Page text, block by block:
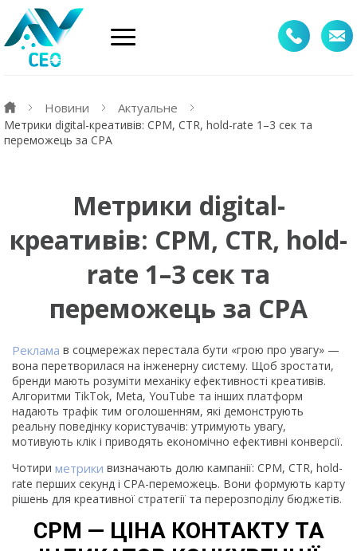
Новини Актуальне
Метрики digital-креативів: CPM, CTR, hold-rate 1–3 сек та
переможець за CPA
Метрики digital-
креативів: CPM, CTR, hold-
rate 1–3 сек та
переможець за CPA
Реклама в соцмережах перестала бути «грою про увагу» —
вона перетворилася на інженерну систему. Щоб зростати,
бренди мають розуміти механіку ефективності креативів.
Алгоритми TikTok, Meta, YouTube та інших платформ
надають трафік тим оголошенням, які демонструють
реальну поведінку користувачів: утримують увагу,
мотивують клік і приводять економічно ефективні конверсії.
Чотири метрики визначають долю кампанії: CPM, CTR, hold-
rate перших секунд і CPA-переможець. Вони формують карту
рішень для креативної стратегії та перерозподілу бюджетів.
CPM — ЦІНА КОНТАКТУ ТА